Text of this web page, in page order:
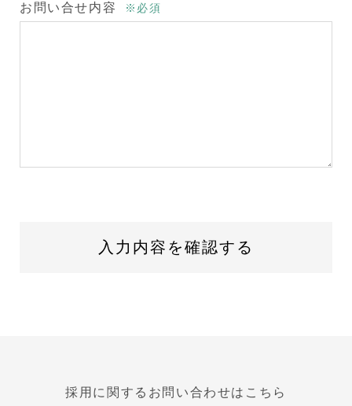
お問い合せ内容 ※必須
採用に関するお問い合わせはこちら